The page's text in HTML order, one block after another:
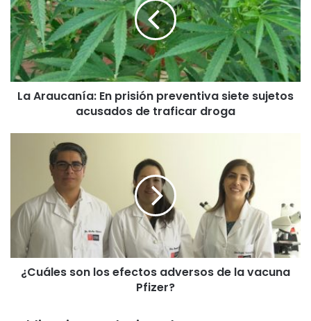
r
a
u
c
a
n
s
n
La Araucanía: En prisión preventiva siete sujetos
acusados de traficar droga
e
o
¿Cuáles son los efectos adversos de la vacuna
Pfizer?